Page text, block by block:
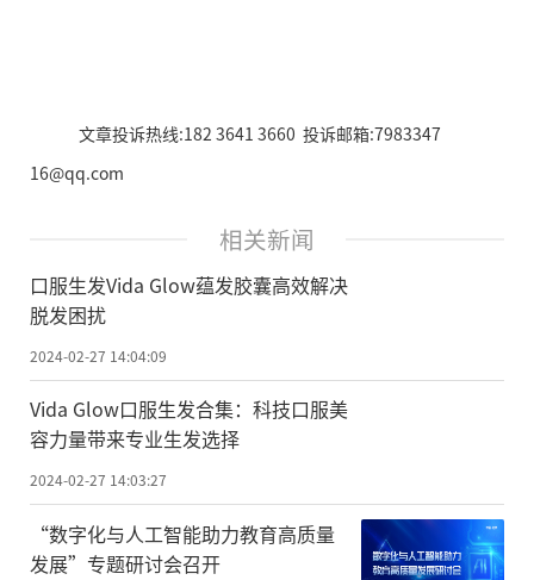
文章投诉热线:182 3641 3660 投诉邮箱:7983347
16@qq.com
相关新闻
口服生发Vida Glow蕴发胶囊高效解决
脱发困扰
2024-02-27 14:04:09
Vida Glow口服生发合集：科技口服美
容力量带来专业生发选择
2024-02-27 14:03:27
“数字化与人工智能助力教育高质量
发展”专题研讨会召开